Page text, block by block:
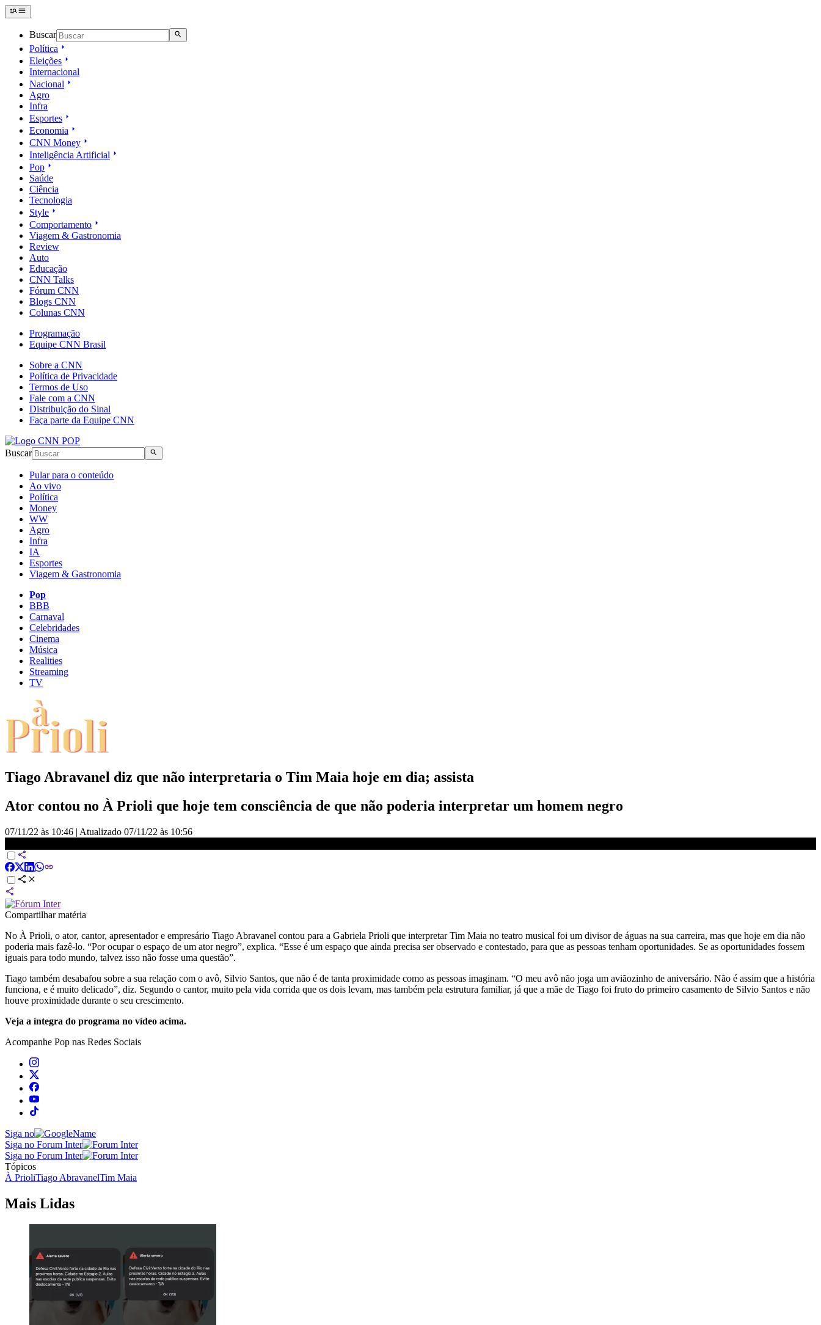
Buscar
Política
Eleições
Internacional
Nacional
Agro
Infra
Esportes
Economia
CNN Money
Inteligência Artificial
Pop
Saúde
Ciência
Tecnologia
Style
Comportamento
Viagem & Gastronomia
Review
Auto
Educação
CNN Talks
Fórum CNN
Blogs CNN
Colunas CNN
Programação
Equipe CNN Brasil
Sobre a CNN
Política de Privacidade
Termos de Uso
Fale com a CNN
Distribuição do Sinal
Faça parte da Equipe CNN
Buscar
Pular para o conteúdo
Ao vivo
Política
Money
WW
Agro
Infra
IA
Esportes
Viagem & Gastronomia
Pop
BBB
Carnaval
Celebridades
Cinema
Música
Realities
Streaming
TV
Tiago Abravanel diz que não interpretaria o Tim Maia hoje em dia; assista
Ator contou no À Prioli que hoje tem consciência de que não poderia interpretar um homem negro
07/11/22 às 10:46 | Atualizado 07/11/22 às 10:56
Compartilhar matéria
No À Prioli, o ator, cantor, apresentador e empresário Tiago Abravanel contou para a Gabriela Prioli que interpretar Tim Maia no teatro musical foi um divisor de águas na sua carreira, mas que hoje em dia não
poderia mais fazê-lo. “Por ocupar o espaço de um ator negro”, explica. “Esse é um espaço que ainda precisa ser observado e contestado, para que as pessoas tenham oportunidades. Se as oportunidades fossem
iguais para todo mundo, talvez isso não fosse uma questão”.
Tiago também desabafou sobre a sua relação com o avô, Silvio Santos, que não é de tanta proximidade como as pessoas imaginam. “O meu avô não joga um aviãozinho de aniversário. Não é assim que a história
funciona, e é muito delicado”, diz. Segundo o cantor, muito pela vida corrida que os dois levam, mas também pela estrutura familiar, já que a mãe de Tiago foi fruto do primeiro casamento de Silvio Santos e não
houve proximidade durante o seu crescimento.
Veja a íntegra do programa no vídeo acima.
Acompanhe Pop nas Redes Sociais
Siga no
Siga no Forum Inter
Siga no Forum Inter
Tópicos
À PrioliTiago AbravanelTim Maia
Mais Lidas